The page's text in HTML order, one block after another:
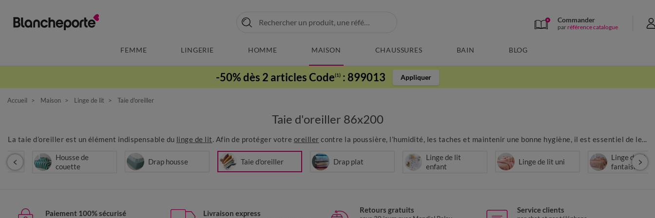
Commander
par référence catalogue
FEMME LINGERIE HOMME MAISON CHAUSSURES BAIN BLOG
-50% dès 2 articles Code(1) : 899013 Appliquer
Accueil Maison Linge de lit Taie d'oreiller
Taie d'oreiller 86x200
La taie d’oreiller est un élément indispensable du linge de lit. Afin de protéger votre oreiller contre la poussière, l’humidité, les taches et maintenir une bonne hygiène, il est essentiel de le...
Housse de
couette
Drap housse Taie d'oreiller Drap plat
Linge de lit
enfant
Linge de lit uni
Linge de lit
fantaisie
Paiement 100% sécurisé Livraison express Retours gratuits Service clients